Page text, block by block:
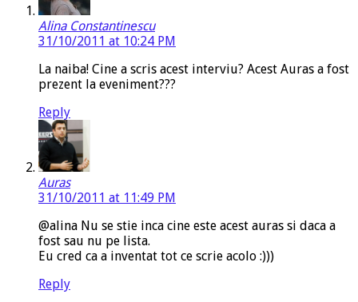
Alina Constantinescu
31/10/2011 at 10:24 PM
La naiba! Cine a scris acest interviu? Acest Auras a fost
prezent la eveniment???
Reply
Auras
31/10/2011 at 11:49 PM
@alina Nu se stie inca cine este acest auras si daca a
fost sau nu pe lista.
Eu cred ca a inventat tot ce scrie acolo :)))
Reply